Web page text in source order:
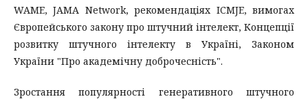
WAME, JAMA Network, рекомендаціях ICMJE, вимогах
Європейського закону про штучний інтелект, Концепції
розвитку штучного інтелекту в Україні, Законом
України "Про академічну доброчесність".
Зростання популярності генеративного штучного